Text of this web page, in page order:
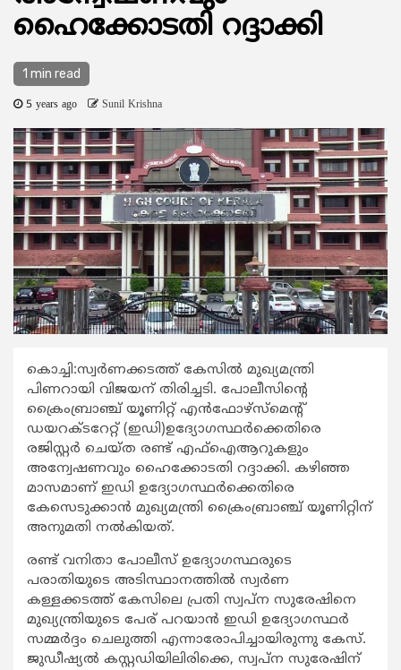
ഹൈക്കോടതി റദ്ദാക്കി
1 min read
5 years ago Sunil Krishna
കൊച്ചി:സ്വര്‍ണക്കടത്ത് കേസില്‍ മുഖ്യമന്ത്രി
പിണറായി വിജയന് തിരിച്ചടി. പോലീസിന്‍റെ
ക്രൈംബ്രാഞ്ച് യൂണിറ്റ് എന്‍ഫോഴ്സ്മെന്‍റ്
ഡയറക്ടറേറ്റ് (ഇഡി)ഉദ്യോഗസ്ഥര്‍ക്കെതിരെ
രജിസ്റ്റര്‍ ചെയ്ത രണ്ട് എഫ്ഐആറുകളും
അന്വേഷണവും ഹൈക്കോടതി റദ്ദാക്കി. കഴിഞ്ഞ
മാസമാണ് ഇഡി ഉദ്യോഗസ്ഥര്‍ക്കെതിരെ
കേസെടുക്കാന്‍ മുഖ്യമന്ത്രി ക്രൈംബ്രാഞ്ച് യൂണിറ്റിന്
അനുമതി നല്‍കിയത്.
രണ്ട് വനിതാ പോലീസ് ഉദ്യോഗസ്ഥരുടെ
പരാതിയുടെ അടിസ്ഥാനത്തില്‍ സ്വര്‍ണ
കള്ളക്കടത്ത് കേസിലെ പ്രതി സ്വപ്ന സുരേഷിനെ
മുഖ്യന്ത്രിയുടെ പേര് പറയാന്‍ ഇഡി ഉദ്യോഗസ്ഥര്‍
സമ്മര്‍ദ്ദം ചെലുത്തി എന്നാരോപിച്ചായിരുന്നു കേസ്.
ജുഡീഷ്യല്‍ കസ്റ്റഡിയിലിരിക്കെ, സ്വപ്ന സുരേഷിന്